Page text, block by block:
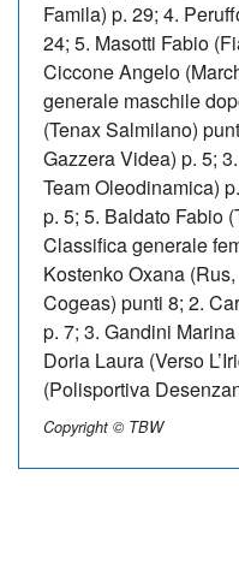
Famila) p. 29; 4.
24; 5. Masotti Fabio
Ciccone Angelo
generale maschile
(Tenax Salmilano)
Gazzera Videa) p. 5;
Team Oleodinamica)
p. 5; 5. Baldato Fabio
Classifica generale
Kostenko Oxana
Cogeas) punti 8; 2.
p. 7; 3. Gandini
Doria Laura (Verso
(Polisportiva
Copyright © TBW